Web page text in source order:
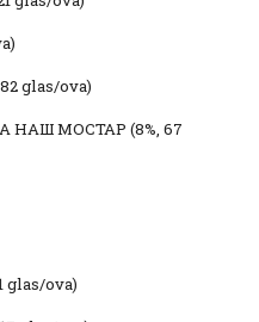
glas/ova)
НАШ МОСТАР (8%, 67
glas/ova)